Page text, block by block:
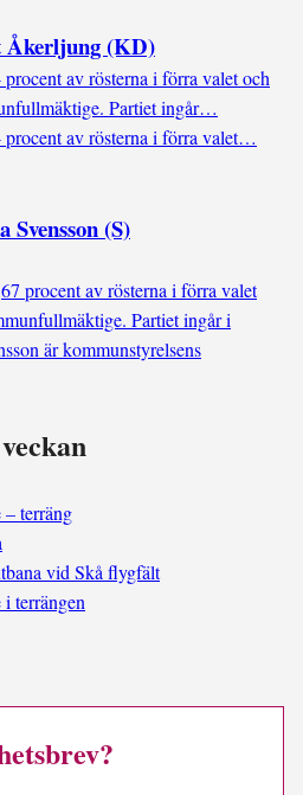
Åkerljung (KD)
av rösterna i förra valet och
Partiet ingår…
av rösterna i förra valet…
(S)
procent av rösterna i förra valet
Partiet ingår i
är kommunstyrelsens
terräng
vid Skå flygfält
terrängen